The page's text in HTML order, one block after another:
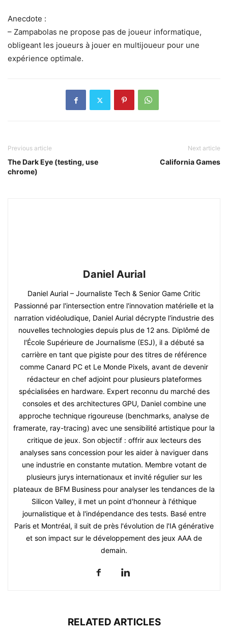
Anecdote :
– Zampabolas ne propose pas de joueur informatique,
obligeant les joueurs à jouer en multijoueur pour une
expérience optimale.
Previous article
The Dark Eye (testing, use
chrome)
Next article
California Games
Daniel Aurial
Daniel Aurial – Journaliste Tech & Senior Game Critic
Passionné par l'intersection entre l'innovation matérielle et la
narration vidéoludique, Daniel Aurial décrypte l'industrie des
nouvelles technologies depuis plus de 12 ans. Diplômé de
l'École Supérieure de Journalisme (ESJ), il a débuté sa
carrière en tant que pigiste pour des titres de référence
comme Canard PC et Le Monde Pixels, avant de devenir
rédacteur en chef adjoint pour plusieurs plateformes
spécialisées en hardware. Expert reconnu du marché des
consoles et des architectures GPU, Daniel combine une
approche technique rigoureuse (benchmarks, analyse de
framerate, ray-tracing) avec une sensibilité artistique pour la
critique de jeux. Son objectif : offrir aux lecteurs des
analyses sans concession pour les aider à naviguer dans
une industrie en constante mutation. Membre votant de
plusieurs jurys internationaux et invité régulier sur les
plateaux de BFM Business pour analyser les tendances de la
Silicon Valley, il met un point d'honneur à l'éthique
journalistique et à l'indépendance des tests. Basé entre
Paris et Montréal, il suit de près l'évolution de l'IA générative
et son impact sur le développement des jeux AAA de
demain.
RELATED ARTICLES